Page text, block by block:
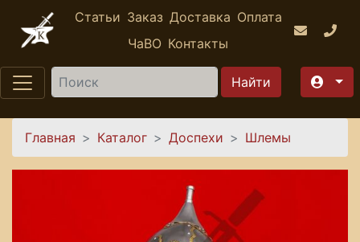
Перейти к основному содержанию
Статьи Заказ Доставка Оплата
ЧаВО Контакты
Найти
Вы здесь
Главная Каталог Доспехи Шлемы